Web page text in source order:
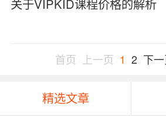
关于VIPKID课程价格的解析
首页 上一页 1 2 下
精选文章